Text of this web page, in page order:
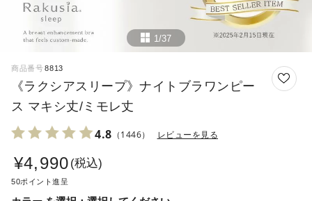
1/37
商品番号 8813
《ラクシアスリープ》ナイトブラワンピー
ス マキシ丈/ミモレ丈
4.8 （1446） レビューを見る
¥4,990 税込
50